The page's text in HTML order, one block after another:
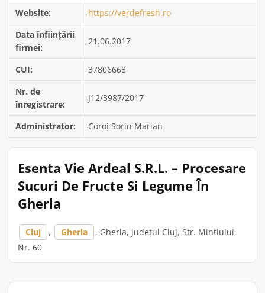
Website:
https://verdefresh.ro
Data înființării
firmei:
21.06.2017
CUI:
37806668
Nr. de
înregistrare:
J12/3987/2017
Administrator: Coroi Sorin Marian
Esenta Vie Ardeal S.R.L. – Procesare
Sucuri De Fructe Si Legume În
Gherla
Cluj , Gherla
, Gherla, județul Cluj, Str. Mintiului,
Nr. 60